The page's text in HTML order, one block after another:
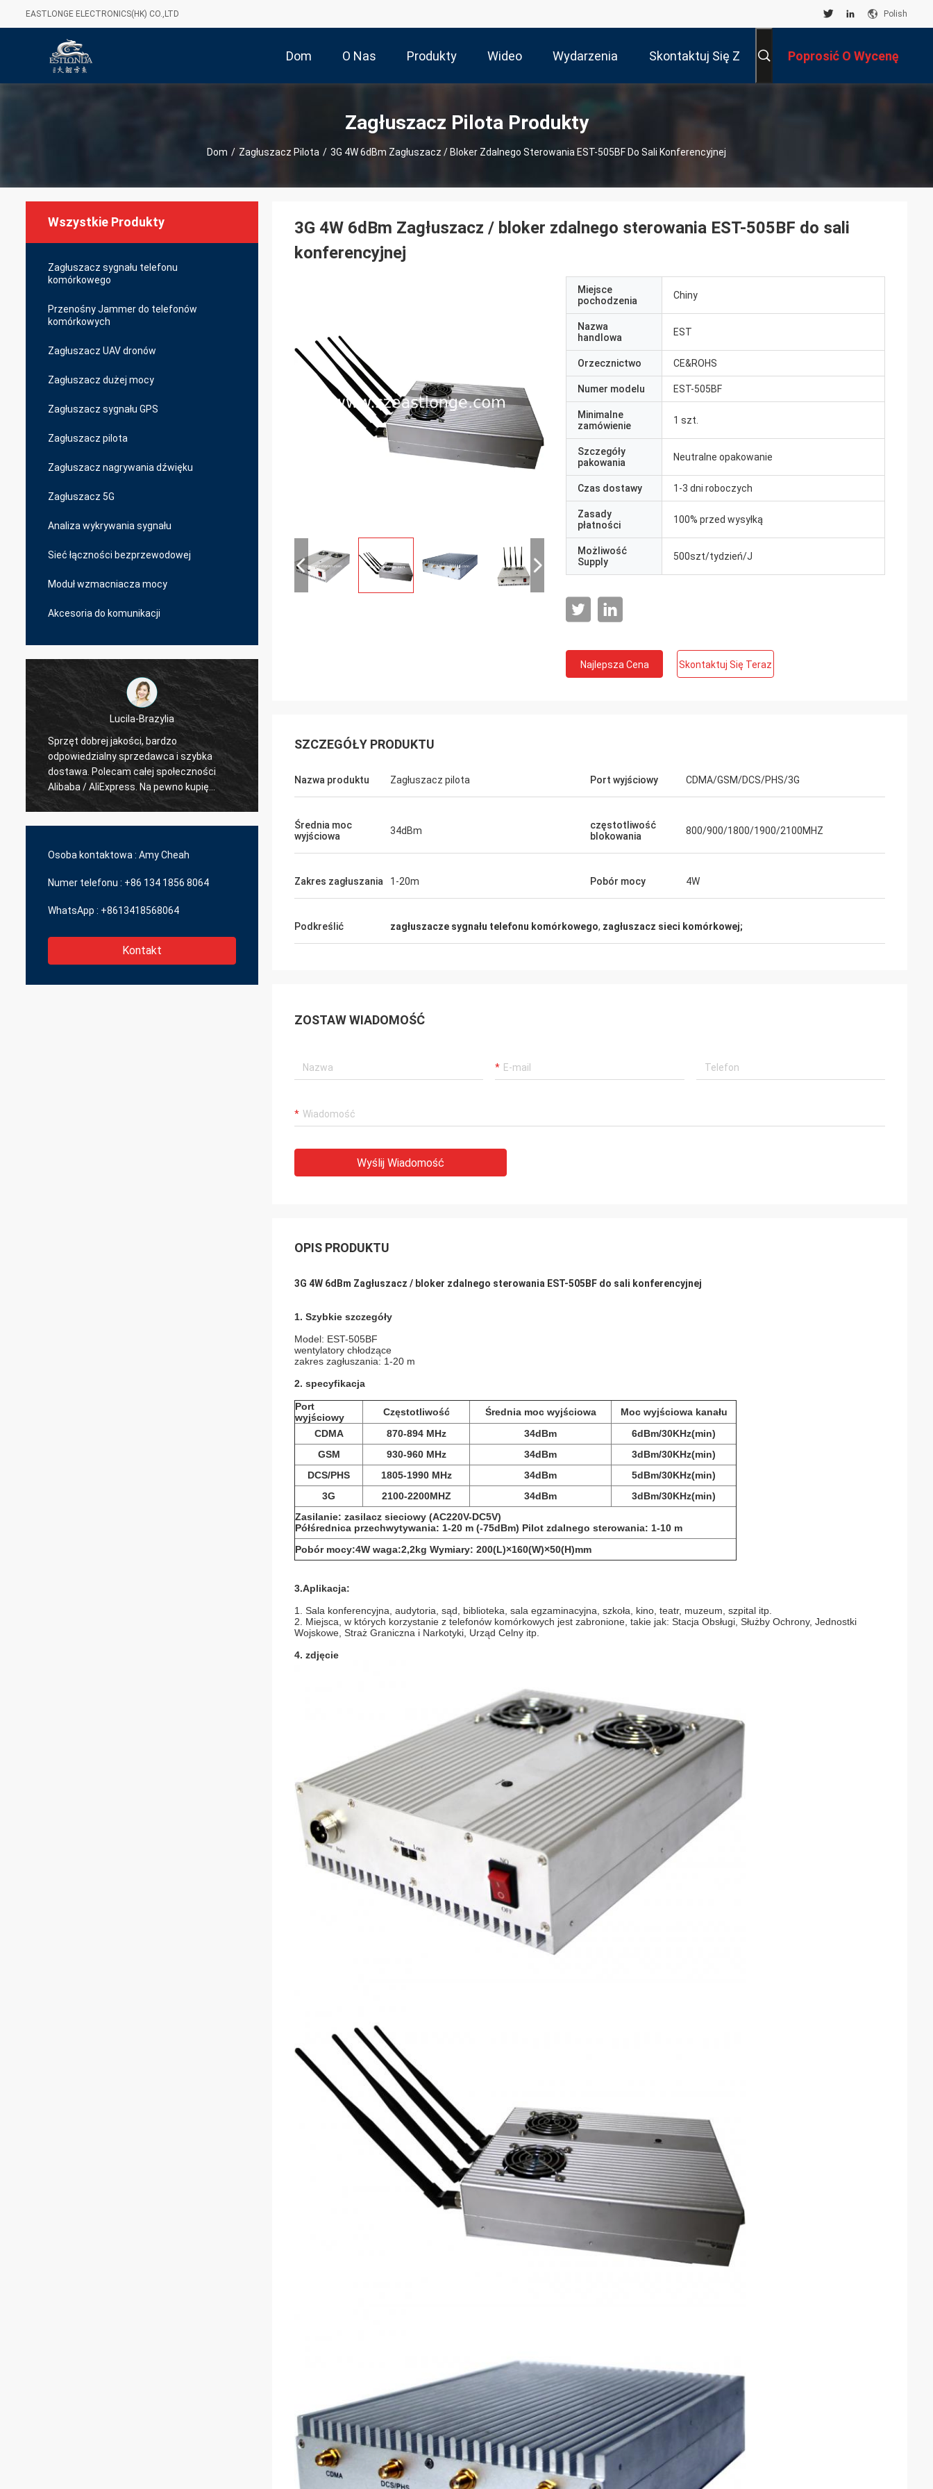
EASTLONGE ELECTRONICS(HK) CO.,LTD Polish
Dom O Nas Produkty Wideo Wydarzenia Skontaktuj Się Z Poprosić O Wycenę
Zagłuszacz Pilota Produkty
Dom / Zagłuszacz Pilota / 3G 4W 6dBm Zagłuszacz / Bloker Zdalnego Sterowania EST-505BF Do Sali Konferencyjnej
Wszystkie Produkty
Zagłuszacz sygnału telefonu
komórkowego
Przenośny Jammer do telefonów
komórkowych
Zagłuszacz UAV dronów
Zagłuszacz dużej mocy
Zagłuszacz sygnału GPS
Zagłuszacz pilota
Zagłuszacz nagrywania dźwięku
Zagłuszacz 5G
Analiza wykrywania sygnału
Sieć łączności bezprzewodowej
Moduł wzmacniacza mocy
Akcesoria do komunikacji
Hamadivo-Francja
Bestseller, dobra transakcja i szybki czas
dostawy!
Lance-Kanada
Osoba kontaktowa : Amy Cheah
Numer telefonu : +86 134 1856 8064
WhatsApp : +8613418568064
Kontakt
3G 4W 6dBm Zagłuszacz / bloker zdalnego sterowania EST-505BF do sali
konferencyjnej
Miejsce
pochodzenia
Chiny
Nazwa
handlowa
EST
Orzecznictwo CE&ROHS
Numer modelu EST-505BF
Minimalne
zamówienie
1 szt.
Szczegóły
pakowania
Neutralne opakowanie
Czas dostawy 1-3 dni roboczych
Zasady
płatności
100% przed wysyłką
Możliwość
Supply
500szt/tydzień/J
Najlepsza Cena Skontaktuj Się Teraz
SZCZEGÓŁY PRODUKTU
Nazwa produktu Zagłuszacz pilota Port wyjściowy CDMA/GSM/DCS/PHS/3G
Średnia moc
wyjściowa
34dBm
częstotliwość
blokowania
800/900/1800/1900/2100MHZ
Zakres zagłuszania 1-20m Pobór mocy 4W
Podkreślić zagłuszacze sygnału telefonu komórkowego, zagłuszacz sieci komórkowej;
ZOSTAW WIADOMOŚĆ
Wyślij Wiadomość
OPIS PRODUKTU
3G 4W 6dBm Zagłuszacz / bloker zdalnego sterowania EST-505BF do sali konferencyjnej
1. Szybkie szczegóły
Model: EST-505BF
wentylatory chłodzące
zakres zagłuszania: 1-20 m
2. specyfikacja
Port
wyjściowy
Częstotliwość Średnia moc wyjściowa
Moc wyjściowa kanału
CDMA
870-894 MHz 34dBm
6dBm/30KHz(min)
GSM
930-960 MHz 34dBm
3dBm/30KHz(min)
DCS/PHS
1805-1990 MHz 34dBm
5dBm/30KHz(min)
3G
2100-2200MHZ 34dBm
3dBm/30KHz(min)
Zasilanie: zasilacz sieciowy (AC220V-DC5V)
Półśrednica przechwytywania: 1-20 m (-75dBm) Pilot zdalnego sterowania: 1-10 m
Pobór mocy:4W waga:2,2kg Wymiary: 200(L)×160(W)×50(H)mm
3.Aplikacja:
1. Sala konferencyjna, audytoria, sąd, biblioteka, sala egzaminacyjna, szkoła, kino, teatr, muzeum, szpital itp.
2. Miejsca, w których korzystanie z telefonów komórkowych jest zabronione, takie jak: Stacja Obsługi, Służby Ochrony, Jednostki
Wojskowe, Straż Graniczna i Narkotyki, Urząd Celny itp.
4. zdjęcie